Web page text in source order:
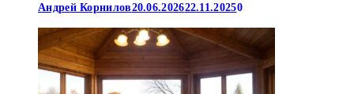
Андрей Корнилов20.06.202622.11.20250